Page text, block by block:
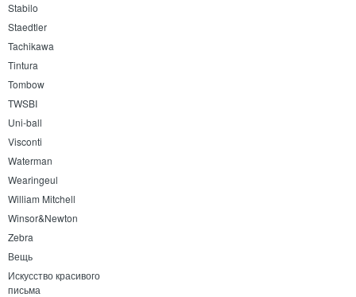
Stabilo
Staedtler
Tachikawa
Tintura
Tombow
TWSBI
Uni-ball
Visconti
Waterman
Wearingeul
William Mitchell
Winsor&Newton
Zebra
Вещь
Искусство красивого
письма